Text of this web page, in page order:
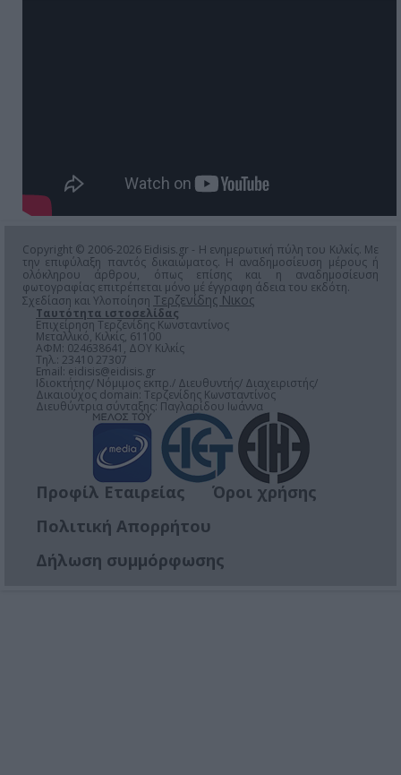
Copyright © 2006-2026 Eidisis.gr - Η ενημερωτική πύλη του Κιλκίς. Με
την επιφύλαξη παντός δικαιώματος. Η αναδημοσίευση μέρους ή
ολόκληρου άρθρου, όπως επίσης και η αναδημοσίευση
φωτογραφίας επιτρέπεται μόνο μέ έγγραφη άδεια του εκδότη.
Σχεδίαση και Υλοποίηση Τερζενίδης Νικος
Ταυτότητα ιστοσελίδας
Επιχείρηση Τερζενίδης Κωνσταντίνος
Μεταλλικό, Κιλκίς, 61100
ΑΦΜ: 024638641, ΔΟΥ Κιλκίς
Τηλ.: 23410 27307
Email: eidisis@eidisis.gr
Ιδιοκτήτης/ Νόμιμος εκπρ./ Διευθυντής/ Διαχειριστής/
Δικαιούχος domain: Τερζενίδης Κωνσταντίνος
Διευθύντρια σύνταξης: Παγλαρίδου Ιωάννα
Προφίλ Εταιρείας
Όροι χρήσης
Πολιτική Απορρήτου
Δήλωση συμμόρφωσης